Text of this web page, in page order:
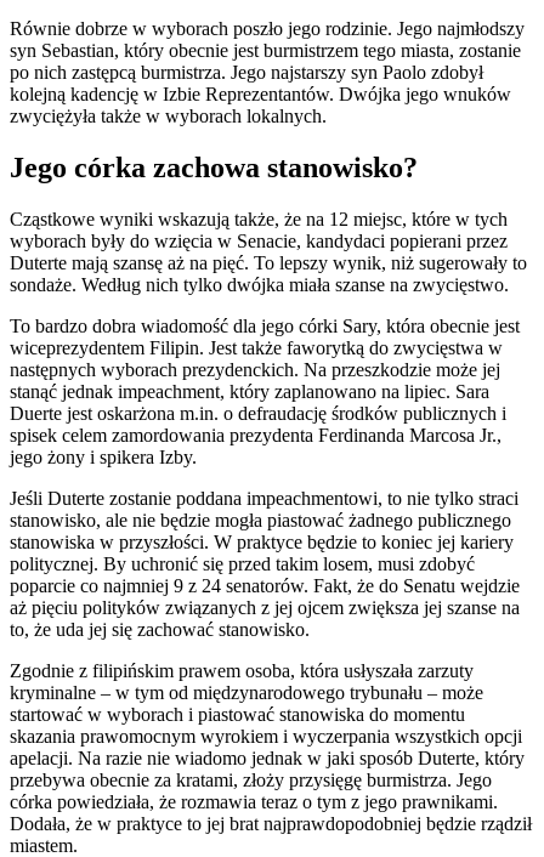
Równie dobrze w wyborach poszło jego rodzinie. Jego najmłodszy
syn Sebastian, który obecnie jest burmistrzem tego miasta, zostanie
po nich zastępcą burmistrza. Jego najstarszy syn Paolo zdobył
kolejną kadencję w Izbie Reprezentantów. Dwójka jego wnuków
zwyciężyła także w wyborach lokalnych.
Jego córka zachowa stanowisko?
Cząstkowe wyniki wskazują także, że na 12 miejsc, które w tych
wyborach były do wzięcia w Senacie, kandydaci popierani przez
Duterte mają szansę aż na pięć. To lepszy wynik, niż sugerowały to
sondaże. Według nich tylko dwójka miała szanse na zwycięstwo.
To bardzo dobra wiadomość dla jego córki Sary, która obecnie jest
wiceprezydentem Filipin. Jest także faworytką do zwycięstwa w
następnych wyborach prezydenckich. Na przeszkodzie może jej
stanąć jednak impeachment, który zaplanowano na lipiec. Sara
Duerte jest oskarżona m.in. o defraudację środków publicznych i
spisek celem zamordowania prezydenta Ferdinanda Marcosa Jr.,
jego żony i spikera Izby.
Jeśli Duterte zostanie poddana impeachmentowi, to nie tylko straci
stanowisko, ale nie będzie mogła piastować żadnego publicznego
stanowiska w przyszłości. W praktyce będzie to koniec jej kariery
politycznej. By uchronić się przed takim losem, musi zdobyć
poparcie co najmniej 9 z 24 senatorów. Fakt, że do Senatu wejdzie
aż pięciu polityków związanych z jej ojcem zwiększa jej szanse na
to, że uda jej się zachować stanowisko.
Zgodnie z filipińskim prawem osoba, która usłyszała zarzuty
kryminalne – w tym od międzynarodowego trybunału – może
startować w wyborach i piastować stanowiska do momentu
skazania prawomocnym wyrokiem i wyczerpania wszystkich opcji
apelacji. Na razie nie wiadomo jednak w jaki sposób Duterte, który
przebywa obecnie za kratami, złoży przysięgę burmistrza. Jego
córka powiedziała, że rozmawia teraz o tym z jego prawnikami.
Dodała, że w praktyce to jej brat najprawdopodobniej będzie rządził
miastem.